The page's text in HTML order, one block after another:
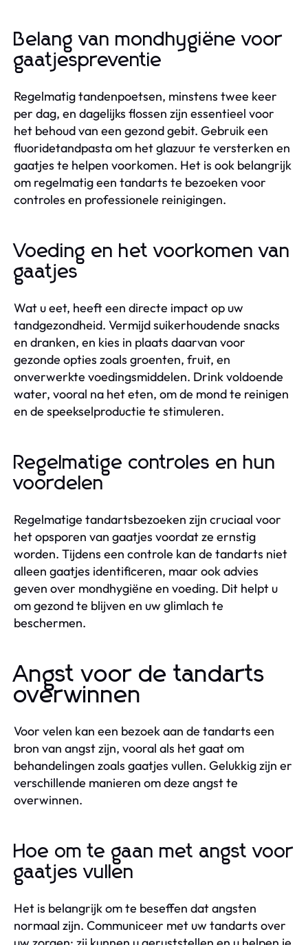
Belang van mondhygiëne voor
gaatjespreventie
Regelmatig tandenpoetsen, minstens twee keer
per dag, en dagelijks flossen zijn essentieel voor
het behoud van een gezond gebit. Gebruik een
fluoridetandpasta om het glazuur te versterken en
gaatjes te helpen voorkomen. Het is ook belangrijk
om regelmatig een tandarts te bezoeken voor
controles en professionele reinigingen.
Voeding en het voorkomen van
gaatjes
Wat u eet, heeft een directe impact op uw
tandgezondheid. Vermijd suikerhoudende snacks
en dranken, en kies in plaats daarvan voor
gezonde opties zoals groenten, fruit, en
onverwerkte voedingsmiddelen. Drink voldoende
water, vooral na het eten, om de mond te reinigen
en de speekselproductie te stimuleren.
Regelmatige controles en hun
voordelen
Regelmatige tandartsbezoeken zijn cruciaal voor
het opsporen van gaatjes voordat ze ernstig
worden. Tijdens een controle kan de tandarts niet
alleen gaatjes identificeren, maar ook advies
geven over mondhygiëne en voeding. Dit helpt u
om gezond te blijven en uw glimlach te
beschermen.
Angst voor de tandarts
overwinnen
Voor velen kan een bezoek aan de tandarts een
bron van angst zijn, vooral als het gaat om
behandelingen zoals gaatjes vullen. Gelukkig zijn er
verschillende manieren om deze angst te
overwinnen.
Hoe om te gaan met angst voor
gaatjes vullen
Het is belangrijk om te beseffen dat angsten
normaal zijn. Communiceer met uw tandarts over